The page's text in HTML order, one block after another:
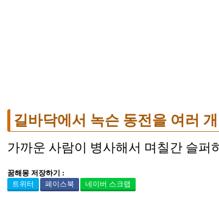
길바닥에서 녹슨 동전을 여러
가까운 사람이 병사해서 며칠간 슬퍼
꿈해몽 저장하기 :
트위터
페이스북 네이버 스크랩